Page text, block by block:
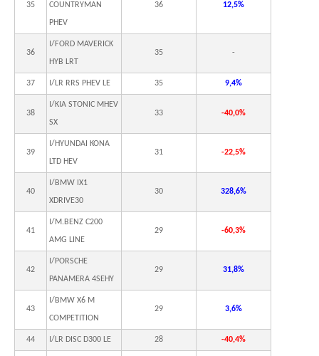
35 COUNTRYMAN
PHEV
36 12,5%
36
I/FORD MAVERICK
HYB LRT
35 -
37 I/LR RRS PHEV LE 35 9,4%
38
I/KIA STONIC MHEV
SX
33 -40,0%
39
I/HYUNDAI KONA
LTD HEV
31 -22,5%
40
I/BMW IX1
XDRIVE30
30 328,6%
41
I/M.BENZ C200
AMG LINE
29 -60,3%
42
I/PORSCHE
PANAMERA 4SEHY
29 31,8%
43
I/BMW X6 M
COMPETITION
29 3,6%
44 I/LR DISC D300 LE 28 -40,4%